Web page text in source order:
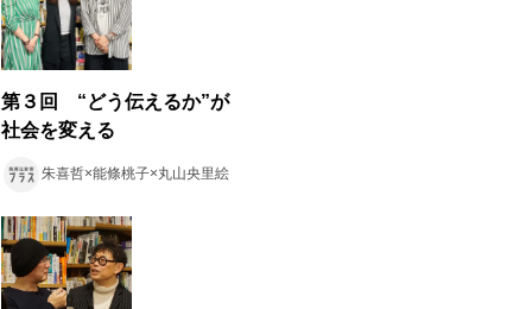
第３回 “どう伝えるか”が
社会を変える
朱喜哲×能條桃子×丸山央里絵